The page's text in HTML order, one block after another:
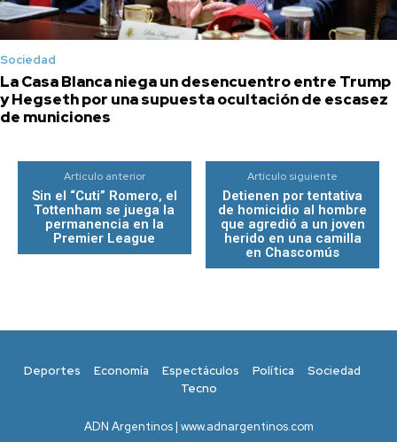
Sociedad
La Casa Blanca niega un desencuentro entre Trump
y Hegseth por una supuesta ocultación de escasez
de municiones
Artículo anterior
Sin el “Cuti” Romero, el
Tottenham se juega la
permanencia en la
Premier League
Artículo siguiente
Detienen por tentativa
de homicidio al hombre
que agredió a un joven
herido en una camilla
en Chascomús
Deportes Economía Espectáculos Política
Sociedad
Tecno
ADN Argentinos | www.adnargentinos.com